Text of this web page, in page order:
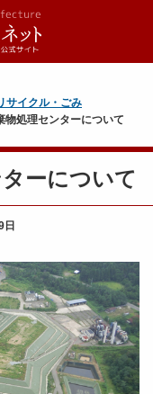
サイクル・ごみ
物処理センターについて
ーについて